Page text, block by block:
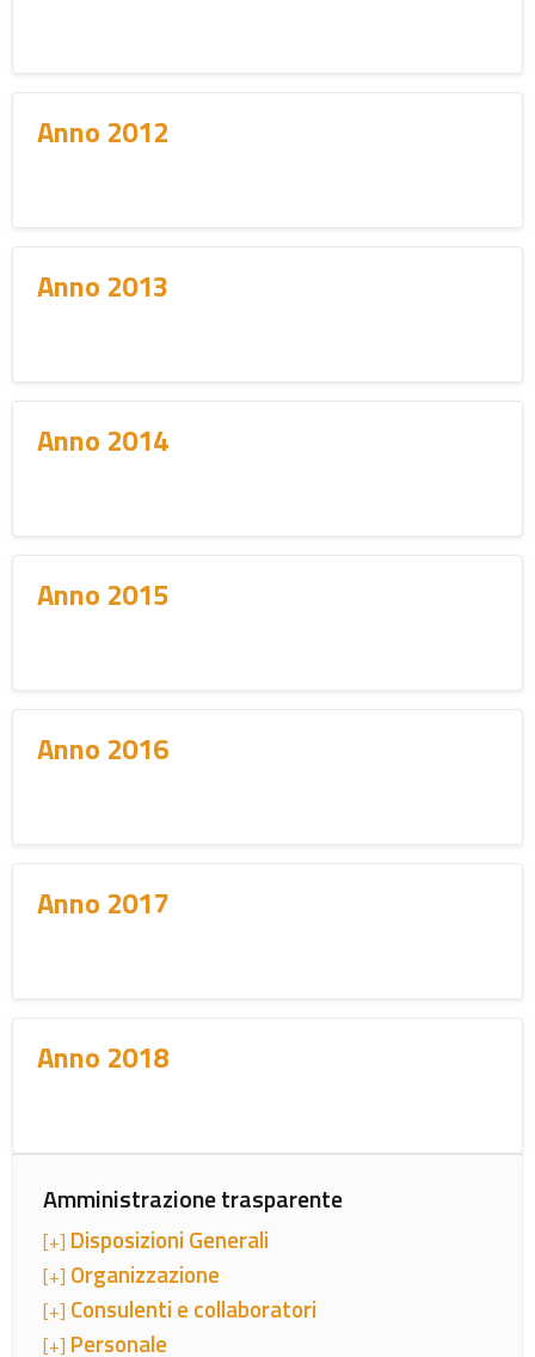
Anno 2012
Anno 2013
Anno 2014
Anno 2015
Anno 2016
Anno 2017
Anno 2018
Amministrazione trasparente
[+] Disposizioni Generali
[+] Organizzazione
[+] Consulenti e collaboratori
[+] Personale